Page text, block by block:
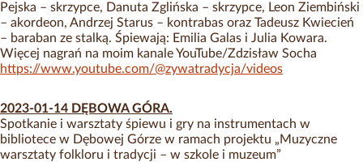
Pejska – skrzypce, Danuta Zglińska – skrzypce, Leon Ziembiński
– akordeon, Andrzej Starus – kontrabas oraz Tadeusz Kwiecień
– baraban ze stalką. Śpiewają: Emilia Galas i Julia Kowara.
Więcej nagrań na moim kanale YouTube/Zdzisław Socha
https://www.youtube.com/@zywatradycja/videos
2023-01-14 DĘBOWAGÓRA.
Spotkanie i warsztaty śpiewu i gry na instrumentach w
bibliotece w Dębowej Górze w ramach projektu „Muzyczne
warsztaty folkloru i tradycji – w szkole i muzeum”